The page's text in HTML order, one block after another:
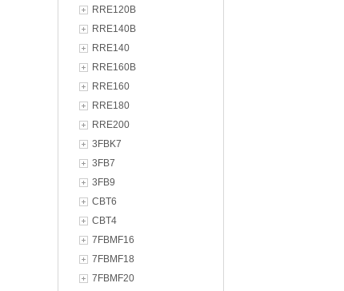
RRE120B
RRE140B
RRE140
RRE160B
RRE160
RRE180
RRE200
3FBK7
3FB7
3FB9
CBT6
CBT4
7FBMF16
7FBMF18
7FBMF20